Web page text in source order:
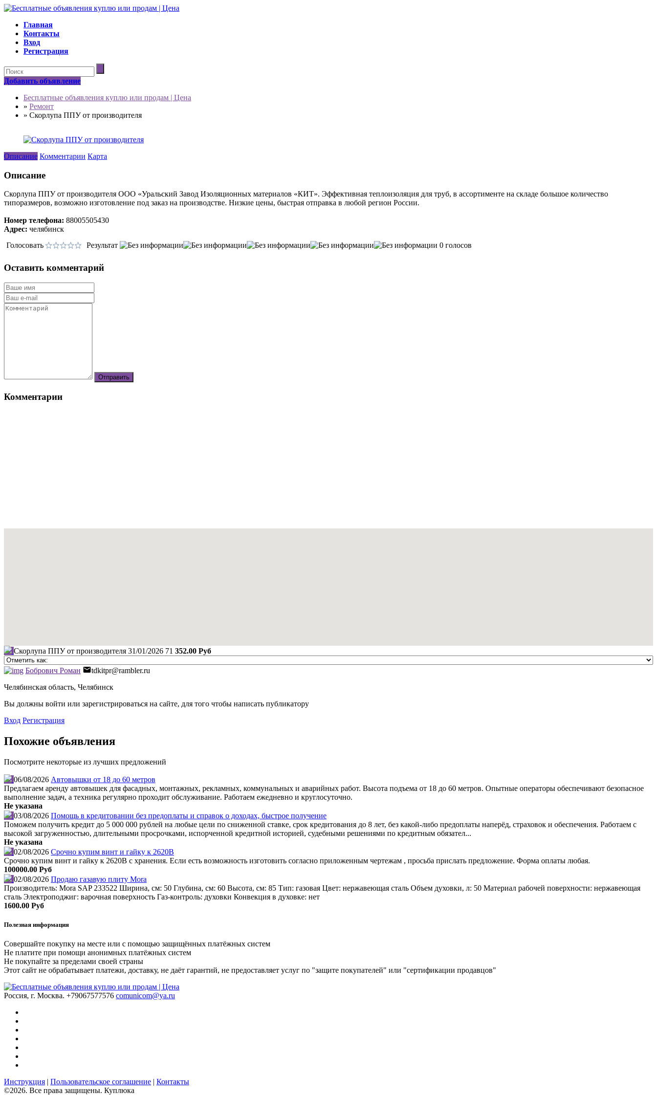
Главная
Контакты
Вход
Регистрация
Добавить объявление
Бесплатные объявления куплю или продам | Цена
» Ремонт
» Скорлупа ППУ от производителя
Описание Комментарии Карта
Описание
Скорлупа ППУ от производителя ООО «Уральский Завод Изоляционных материалов «КИТ». Эффективная теплоизоляция для труб, в ассортименте на складе большое количество
типоразмеров, возможно изготовление под заказ на производстве. Низкие цены, быстрая отправка в любой регион России.
Номер телефона: 88005505430
Адрес: челябинск
Голосовать
Результат 0 голосов
Оставить комментарий
Комментарии
Скорлупа ППУ от производителя 31/01/2026 71 352.00 Руб
Бобрович Роман
tdkitpr@rambler.ru
Челябинская область, Челябинск
Вы должны войти или зарегистрироваться на сайте, для того чтобы написать публикатору
Вход Регистрация
Похожие объявления
Посмотрите некоторые из лучших предложений
06/08/2026 Автовышки от 18 до 60 метров
Предлагаем аренду автовышек для фасадных, монтажных, рекламных, коммунальных и аварийных работ. Высота подъема от 18 до 60 метров. Опытные операторы обеспечивают безопасное
выполнение задач, а техника регулярно проходит обслуживание. Работаем ежедневно и круглосуточно.
Не указана
03/08/2026 Помощь в кредитовании без предоплаты и справок о доходах, быстрое получение
Поможем получить кредит до 5 000 000 рублей на любые цели по сниженной ставке, срок кредитования до 8 лет, без какой-либо предоплаты наперёд, страховок и обеспечения. Работаем с
высокой загруженностью, длительными просрочками, испорченной кредитной историей, судебными решениями по кредитным обязател...
Не указана
02/08/2026 Срочно купим винт и гайку к 2620В
Срочно купим винт и гайку к 2620В с хранения. Если есть возможность изготовить согласно приложенным чертежам , просьба прислать предложение. Форма оплаты любая.
100000.00 Руб
02/08/2026 Продаю газавую плиту Mora
Производитель: Mora SAP 233522 Ширина, см: 50 Глубина, см: 60 Высота, см: 85 Тип: газовая Цвет: нержавеющая сталь Объем духовки, л: 50 Материал рабочей поверхности: нержавеющая
сталь Электроподжиг: варочная поверхность Газ-контроль: духовки Конвекция в духовке: нет
1600.00 Руб
Полезная информация
Совершайте покупку на месте или с помощью защищённых платёжных систем
Не платите при помощи анонимных платёжных систем
Не покупайте за пределами своей страны
Этот сайт не обрабатывает платежи, доставку, не даёт гарантий, не предоставляет услуг по "защите покупателей" или "сертификации продавцов"
Россия, г. Москва. +79067577576 comunicom@ya.ru
Инструкция Пользовательское соглашение
Контакты
©2026. Все права защищены. Куплюка